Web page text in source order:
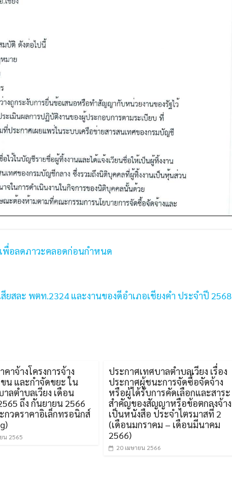
เพื่อลดภาวะคลอดก่อนกำหนด
ยสละ พตท.2324 และงานของดีอำเภอเชียงคำ ประจำปี 2568
คาจ้างโครงการจ้าง
น และกำจัดขยะ ใน
ลตำบลเวียง เดือน
ถึง กันยายน 2566
กวดราคาอิเล็กทรอนิกส์
น 2565
ประกาศเทศบาลตำบลเวียง เรื่อง
ประกาศผู้ชนะการจัดซื้อจัดจ้าง
หรือผู้ได้รับการคัดเลือกและสาระ
สำคัญของสัญญาหรือข้อตกลงจ้าง
เป็นหนังสือ ประจำไตรมาสที่ 2
(เดือนมกราคม – เดือนมีนาคม
2566)
20 เมษายน 2566